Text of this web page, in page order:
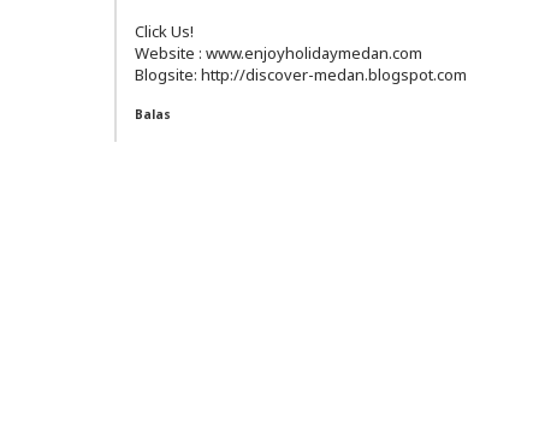
Click Us!
Website : www.enjoyholidaymedan.com
Blogsite: http://discover-medan.blogspot.com
Balas